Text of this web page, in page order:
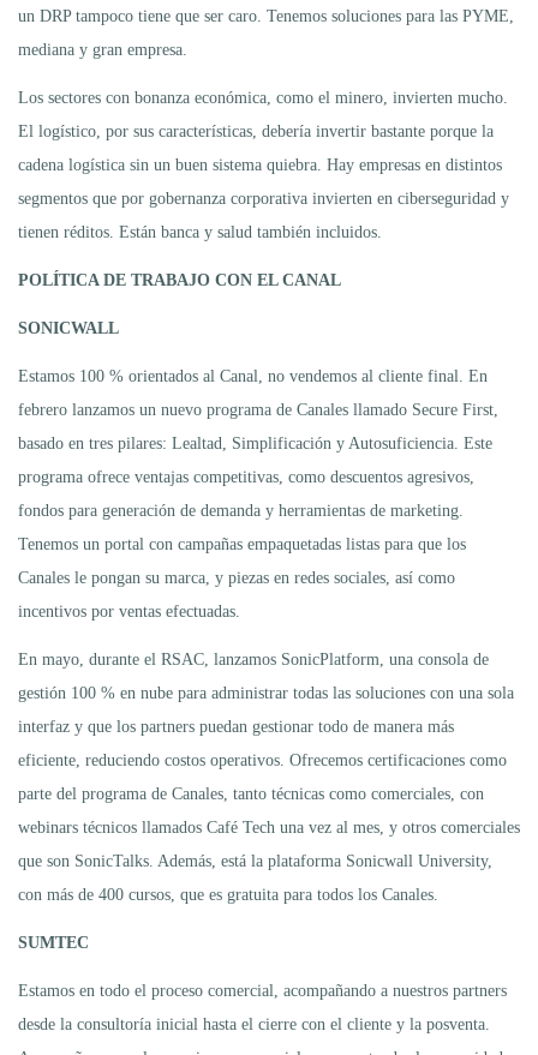
un DRP tampoco tiene que ser caro. Tenemos soluciones para las PYME,
mediana y gran empresa.
Los sectores con bonanza económica, como el minero, invierten mucho.
El logístico, por sus características, debería invertir bastante porque la
cadena logística sin un buen sistema quiebra. Hay empresas en distintos
segmentos que por gobernanza corporativa invierten en ciberseguridad y
tienen réditos. Están banca y salud también incluidos.
POLÍTICA DE TRABAJO CON EL CANAL
SONICWALL
Estamos 100 % orientados al Canal, no vendemos al cliente final. En
febrero lanzamos un nuevo programa de Canales llamado Secure First,
basado en tres pilares: Lealtad, Simplificación y Autosuficiencia. Este
programa ofrece ventajas competitivas, como descuentos agresivos,
fondos para generación de demanda y herramientas de marketing.
Tenemos un portal con campañas empaquetadas listas para que los
Canales le pongan su marca, y piezas en redes sociales, así como
incentivos por ventas efectuadas.
En mayo, durante el RSAC, lanzamos SonicPlatform, una consola de
gestión 100 % en nube para administrar todas las soluciones con una sola
interfaz y que los partners puedan gestionar todo de manera más
eficiente, reduciendo costos operativos. Ofrecemos certificaciones como
parte del programa de Canales, tanto técnicas como comerciales, con
webinars técnicos llamados Café Tech una vez al mes, y otros comerciales
que son SonicTalks. Además, está la plataforma Sonicwall University,
con más de 400 cursos, que es gratuita para todos los Canales.
SUMTEC
Estamos en todo el proceso comercial, acompañando a nuestros partners
desde la consultoría inicial hasta el cierre con el cliente y la posventa.